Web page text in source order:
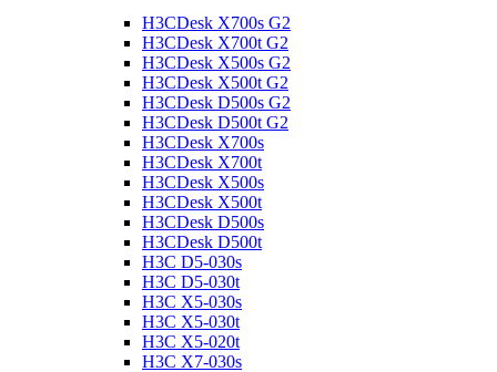
H3CDesk X700s G2
H3CDesk X700t G2
H3CDesk X500s G2
H3CDesk X500t G2
H3CDesk D500s G2
H3CDesk D500t G2
H3CDesk X700s
H3CDesk X700t
H3CDesk X500s
H3CDesk X500t
H3CDesk D500s
H3CDesk D500t
H3C D5-030s
H3C D5-030t
H3C X5-030s
H3C X5-030t
H3C X5-020t
H3C X7-030s